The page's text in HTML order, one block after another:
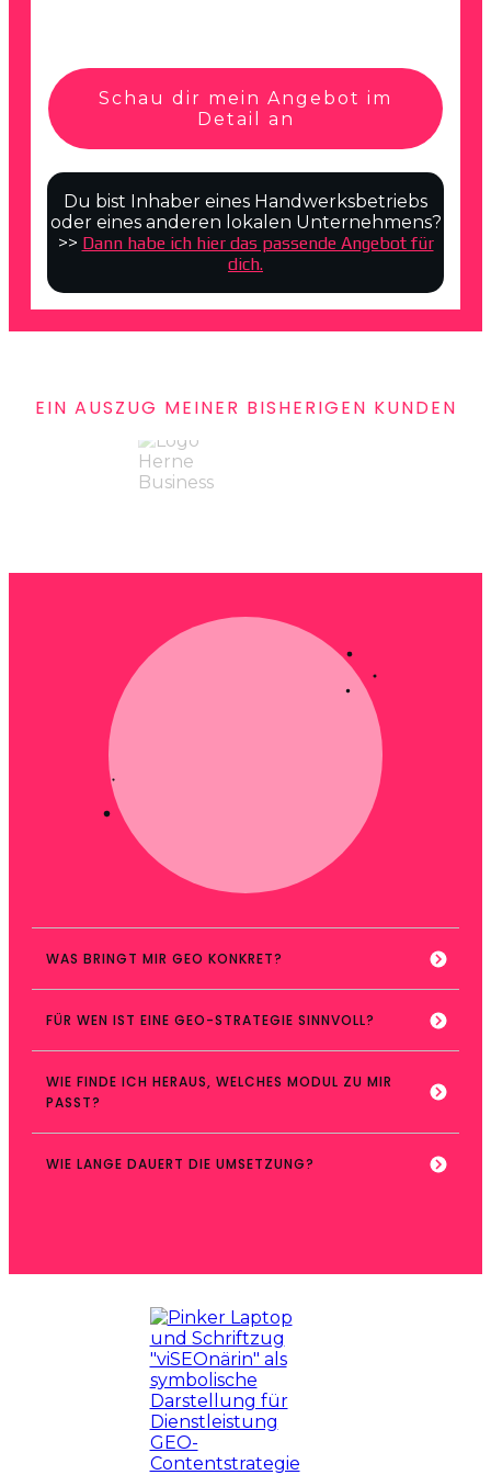
Schau dir mein Angebot im
Detail an
Du bist Inhaber eines Handwerksbetriebs
oder eines anderen lokalen Unternehmens?
>> Dann habe ich hier das passende Angebot für
dich.
EIN AUSZUG MEINER BISHERIGEN KUNDEN
WAS BRINGT MIR GEO KONKRET?
FÜR WEN IST EINE GEO-STRATEGIE SINNVOLL?
WIE FINDE ICH HERAUS, WELCHES MODUL ZU MIR
PASST?
WIE LANGE DAUERT DIE UMSETZUNG?